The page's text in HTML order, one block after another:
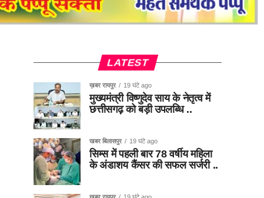
LATEST
ख़बर रायपुर 19 घंटे ago
मुख्यमंत्री विष्णुदेव साय के नेतृत्व में
छत्तीसगढ़ को बड़ी उपलब्धि ..
खबर बिलासपुर 19 घंटे ago
सिम्स में पहली बार 78 वर्षीय महिला
के अंडाशय कैंसर की सफल सर्जरी ..